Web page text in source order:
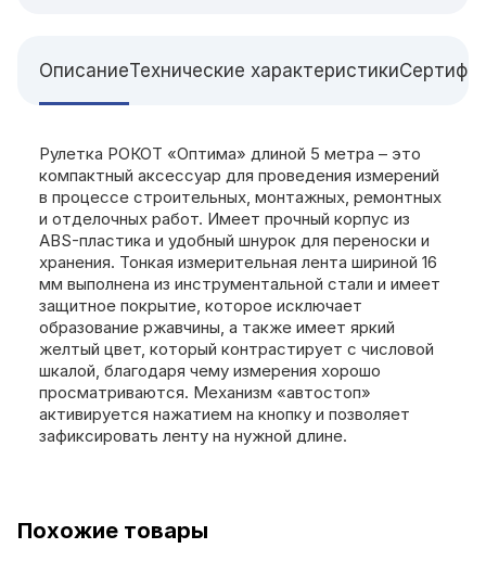
ОписаниеТехнические характеристики
Рулетка РОКОТ «Оптима» длиной 5 метра – это
компактный аксессуар для проведения измерений
в процессе строительных, монтажных, ремонтных
и отделочных работ. Имеет прочный корпус из
ABS-пластика и удобный шнурок для переноски и
хранения. Тонкая измерительная лента шириной 16
мм выполнена из инструментальной стали и имеет
защитное покрытие, которое исключает
образование ржавчины, а также имеет яркий
желтый цвет, который контрастирует с числовой
шкалой, благодаря чему измерения хорошо
просматриваются. Механизм «автостоп»
активируется нажатием на кнопку и позволяет
зафиксировать ленту на нужной длине.
Похожие товары